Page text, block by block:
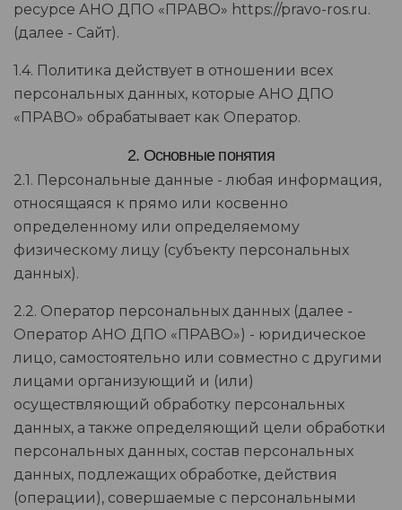
ресурсе АНО ДПО «ПРАВО» https://pravo-ros.ru.
(далее - Сайт).
1.4. Политика действует в отношении всех
персональных данных, которые АНО ДПО
«ПРАВО» обрабатывает как Оператор.
2. Основные понятия
2.1. Персональные данные - любая информация,
относящаяся к прямо или косвенно
определенному или определяемому
физическому лицу (субъекту персональных
данных).
2.2. Оператор персональных данных (далее -
Оператор АНО ДПО «ПРАВО») - юридическое
лицо, самостоятельно или совместно с другими
лицами организующий и (или)
осуществляющий обработку персональных
данных, а также определяющий цели обработки
персональных данных, состав персональных
данных, подлежащих обработке, действия
(операции), совершаемые с персональными